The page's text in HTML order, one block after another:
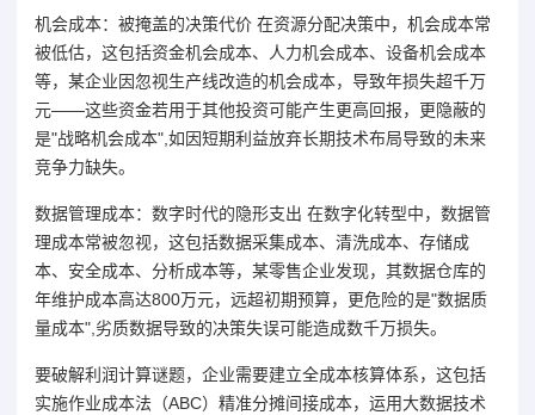
机会成本：被掩盖的决策代价 在资源分配决策中，机会成本常
被低估，这包括资金机会成本、人力机会成本、设备机会成本
等，某企业因忽视生产线改造的机会成本，导致年损失超千万
元——这些资金若用于其他投资可能产生更高回报，更隐蔽的
是"战略机会成本",如因短期利益放弃长期技术布局导致的未来
竞争力缺失。
数据管理成本：数字时代的隐形支出 在数字化转型中，数据管
理成本常被忽视，这包括数据采集成本、清洗成本、存储成
本、安全成本、分析成本等，某零售企业发现，其数据仓库的
年维护成本高达800万元，远超初期预算，更危险的是"数据质
量成本",劣质数据导致的决策失误可能造成数千万损失。
要破解利润计算谜题，企业需要建立全成本核算体系，这包括
实施作业成本法（ABC）精准分摊间接成本，运用大数据技术